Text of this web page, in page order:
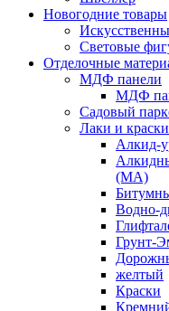
Новогодние товары
Световые
Отделочные
МДФ панели
МДФ
Садовый
Лаки и краски
Алкид-
(МА)
Водно-
Грунт-
желтый
Краски